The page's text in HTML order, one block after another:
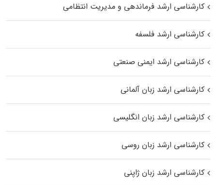
کارشناسی ارشد فرماندهی و مدیریت انتظامی
کارشناسی ارشد فلسفه
کارشناسی ارشد ایمنی صنعتی
کارشناسی ارشد زبان آلمانی
کارشناسی ارشد زبان انگلیسی
کارشناسی ارشد زبان روسی
کارشناسی ارشد زبان ژاپنی